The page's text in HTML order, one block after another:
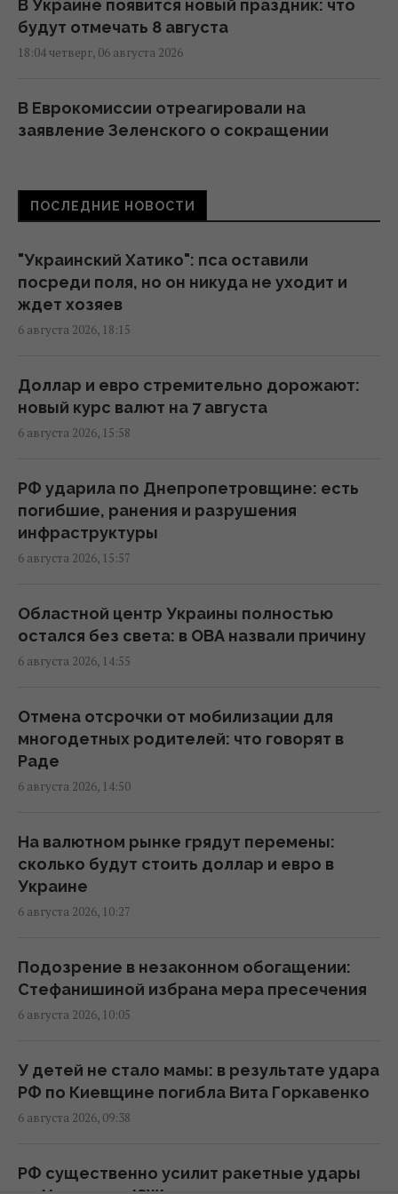
В Украине появится новый праздник: что
будут отмечать 8 августа
18:04 четверг, 06 августа 2026
В Еврокомиссии отреагировали на
заявление Зеленского о сокращении
проблему с пусковыми установками РФ
17:33 четверг, 06 августа 2026
Новых солдат из Северной Кореи Россия
направление
17:04 четверг, 06 августа 2026
кого теперь считают "уклонистами"
16:57 четверг, 06 августа 2026
В Фонде госимущества прогнозируют
государственных активов
15:58 четверг, 06 августа 2026
баллистика: Зеленский раскрыл сроки
15:45 четверг, 06 августа 2026
В Румынии уже знают, куда РФ нанесет
15:40 четверг, 06 августа 2026
Украинец в Германии шпионил за
оборонным предприятием, его задержали
Россия срочно ищет замену своим
"Искандарам": эксперт указал причину
Оккупанты атаковали дроном маршрутку в
Херсоне: среди раненых – ребенок
ПОСЛЕДНИЕ НОВОСТИ
"Украинский Хатико": пса оставили
посреди поля, но он никуда не уходит и
ждет хозяев
6 августа 2026, 18:15
Доллар и евро стремительно дорожают:
новый курс валют на 7 августа
6 августа 2026, 15:58
РФ ударила по Днепропетровщине: есть
погибшие, ранения и разрушения
инфраструктуры
6 августа 2026, 15:57
Областной центр Украины полностью
остался без света: в ОВА назвали причину
6 августа 2026, 14:55
Отмена отсрочки от мобилизации для
многодетных родителей: что говорят в
Раде
6 августа 2026, 14:50
На валютном рынке грядут перемены:
сколько будут стоить доллар и евро в
Украине
6 августа 2026, 10:27
Подозрение в незаконном обогащении:
Стефанишиной избрана мера пресечения
6 августа 2026, 10:05
У детей не стало мамы: в результате удара
РФ по Киевщине погибла Вита Горкавенко
6 августа 2026, 09:38
РФ существенно усилит ракетные удары